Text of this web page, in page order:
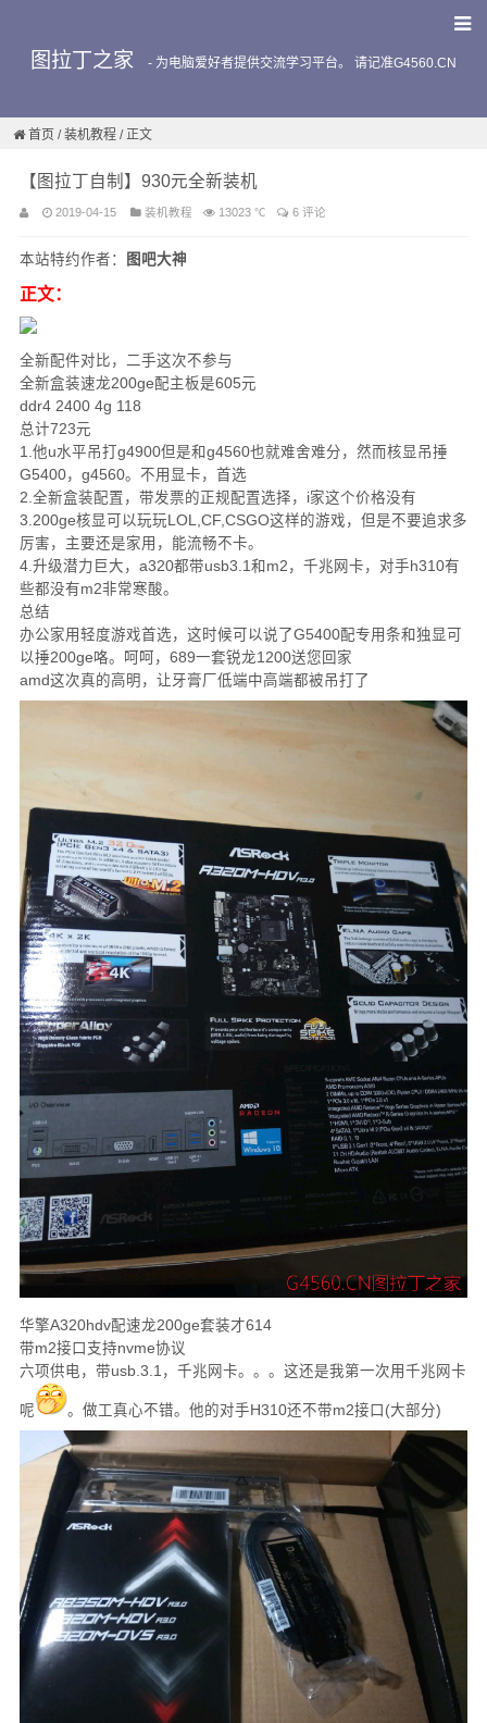
图拉丁之家 - 为电脑爱好者提供交流学习平台。 请记准G4560.CN
首页 /装机教程 / 正文
【图拉丁自制】930元全新装机
2019-04-15 装机教程 13023 ℃ 6 评论
本站特约作者： 图吧大神
正文：
全新配件对比，二手这次不参与
全新盒装速龙200ge配主板是605元
ddr4 2400 4g 118
总计723元
1.他u水平吊打g4900但是和g4560也就难舍难分，然而核显吊捶
G5400，g4560。不用显卡，首选
2.全新盒装配置，带发票的正规配置选择，i家这个价格没有
3.200ge核显可以玩玩LOL,CF,CSGO这样的游戏，但是不要追求多
厉害，主要还是家用，能流畅不卡。
4.升级潜力巨大，a320都带usb3.1和m2，千兆网卡，对手h310有
些都没有m2非常寒酸。
总结
办公家用轻度游戏首选，这时候可以说了G5400配专用条和独显可
以捶200ge咯。呵呵，689一套锐龙1200送您回家
amd这次真的高明，让牙膏厂低端中高端都被吊打了
华擎A320hdv配速龙200ge套装才614
带m2接口支持nvme协议
六项供电，带usb.3.1，千兆网卡。。。这还是我第一次用千兆网卡
呢 。做工真心不错。他的对手H310还不带m2接口(大部分)